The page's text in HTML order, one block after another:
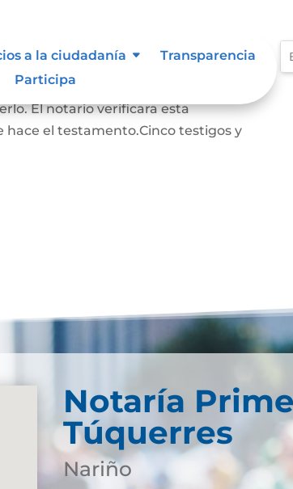
a la ciudadanía
Transparencia
Participa
que hace este testamento debe ser
El notario verificara esta
el testamento.Cinco testigos y
Notaría
Túquerres
Nariño